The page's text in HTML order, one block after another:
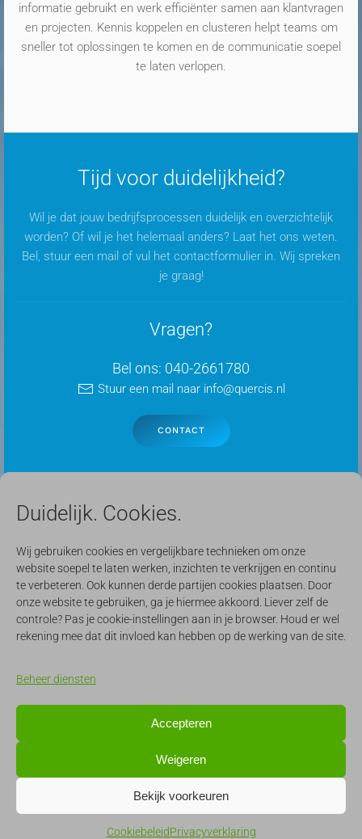
Duidelijk. Cookies.
Wij gebruiken cookies en vergelijkbare technieken om onze
website soepel te laten werken, inzichten te verkrijgen en continu
te verbeteren. Ook kunnen derde partijen cookies plaatsen. Door
onze website te gebruiken, ga je hiermee akkoord. Liever zelf de
controle? Pas je cookie-instellingen aan in je browser. Houd er wel
rekening mee dat dit invloed kan hebben op de werking van de site.
Beheer diensten
Accepteren
Weigeren
Bekijk voorkeuren
CookiebeleidPrivacyverklaring
informatie gebruikt en werk efficiënter samen aan klantvragen
en projecten. Kennis koppelen en clusteren helpt teams om
sneller tot oplossingen te komen en de communicatie soepel
te laten verlopen.
Tijd voor duidelijkheid?
Wil je dat jouw bedrijfsprocessen duidelijk en overzichtelijk
worden? Of wil je het helemaal anders? Laat het ons weten.
Bel, stuur een mail of vul het contactformulier in. Wij spreken
je graag!
Vragen?
Bel ons: 040-2661780
Stuur een mail naar info@quercis.nl
CONTACT